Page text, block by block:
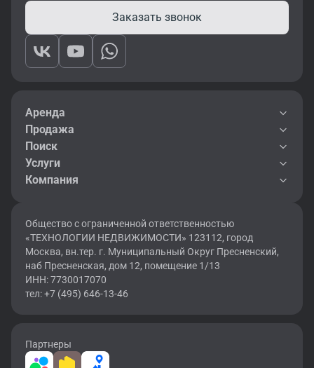
Заказать звонок
Аренда
Продажа
Поиск
Услуги
Компания
Общество с ограниченной ответственностью
«ТЕХНОЛОГИИ НЕДВИЖИМОСТИ» 123112, город
Москва, вн.тер. г. Муниципальный Округ Пресненский,
наб Пресненская, дом 12, помещение 1/13
ИНН: 7730017070
тел: +7 (495) 646-13-46
Партнеры